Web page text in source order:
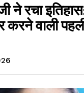
ने रचा
करने वाली